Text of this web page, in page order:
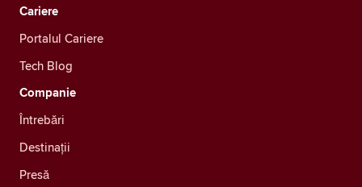
Cariere
Portalul Cariere
Tech Blog
Companie
Întrebări
Destinații
Presă